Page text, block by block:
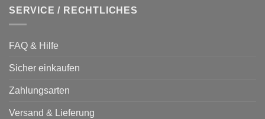
SERVICE / RECHTLICHES
FAQ & Hilfe
Sicher einkaufen
Zahlungsarten
Versand & Lieferung